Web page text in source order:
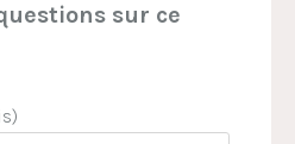
sur ce